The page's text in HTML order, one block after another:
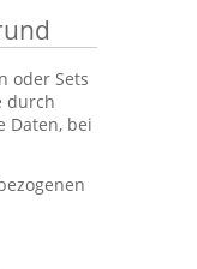
oder Sets
durch
Daten, bei